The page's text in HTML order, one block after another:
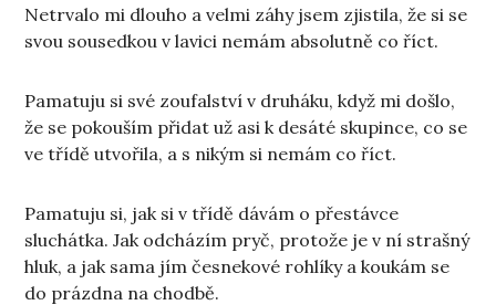
Netrvalo mi dlouho a velmi záhy jsem zjistila, že si se
svou sousedkou v lavici nemám absolutně co říct.
Pamatuju si své zoufalství v druháku, když mi došlo,
že se pokouším přidat už asi k desáté skupince, co se
ve třídě utvořila, a s nikým si nemám co říct.
Pamatuju si, jak si v třídě dávám o přestávce
sluchátka. Jak odcházím pryč, protože je v ní strašný
hluk, a jak sama jím česnekové rohlíky a koukám se
do prázdna na chodbě.